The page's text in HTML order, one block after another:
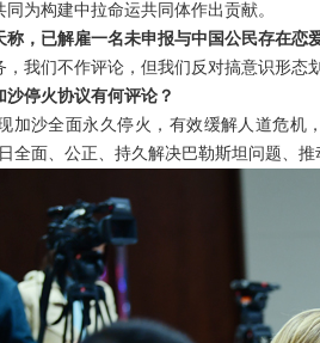
为构建中拉命运共同体作出贡献。
，已解雇一名未申报与中国公民存在恋
我们不作评论，但我们反对搞意识形态
停火协议有何评论？
加沙全面永久停火，有效缓解人道危机
全面、公正、持久解决巴勒斯坦问题、